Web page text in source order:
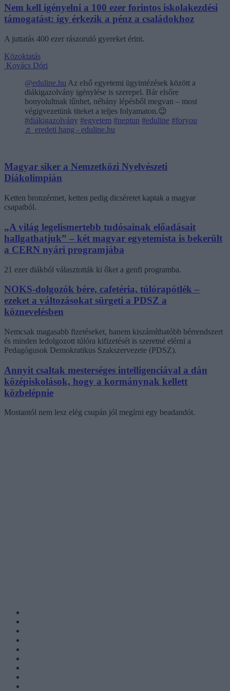
Nem kell igényelni a 100 ezer forintos iskolakezdési
támogatást: így érkezik a pénz a családokhoz
A juttatás 400 ezer rászoruló gyereket érint.
Közoktatás
Kovács Dóri
@eduline.hu Az első egyetemi ügyintézések között a
diákigazolvány igénylése is szerepel. Bár elsőre
bonyolultnak tűnhet, néhány lépésből megvan – most
végigvezetünk titeket a teljes folyamaton.😉
#diákigazolvány #egyetem #neptun #eduline #foryou
♬ eredeti hang - eduline.hu
Magyar siker a Nemzetközi Nyelvészeti
Diákolimpián
Ketten bronzérmet, ketten pedig dicséretet kaptak a magyar
csapatból.
„A világ legelismertebb tudósainak előadásait
hallgathatjuk” – két magyar egyetemista is bekerült
a CERN nyári programjába
21 ezer diákból választották ki őket a genfi programba.
NOKS-dolgozók bére, cafetéria, túlórapótlék –
ezeket a változásokat sürgeti a PDSZ a
köznevelésben
Nemcsak magasabb fizetéseket, hanem kiszámíthatóbb bérrendszert
és minden ledolgozott túlóra kifizetését is szeretné elérni a
Pedagógusok Demokratikus Szakszervezete (PDSZ).
Annyit csaltak mesterséges intelligenciával a dán
középiskolások, hogy a kormánynak kellett
közbelépnie
Mostantól nem lesz elég csupán jól megírni egy beadandót.